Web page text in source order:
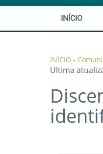
INÍCIO
INÍCIO -
Ultima